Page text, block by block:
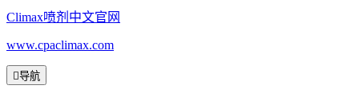
Climax喷剂中文官网
www.cpaclimax.com
导航